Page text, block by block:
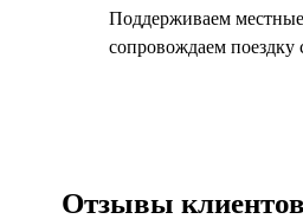
Поддерживаем
сопровождаем
Отзывы